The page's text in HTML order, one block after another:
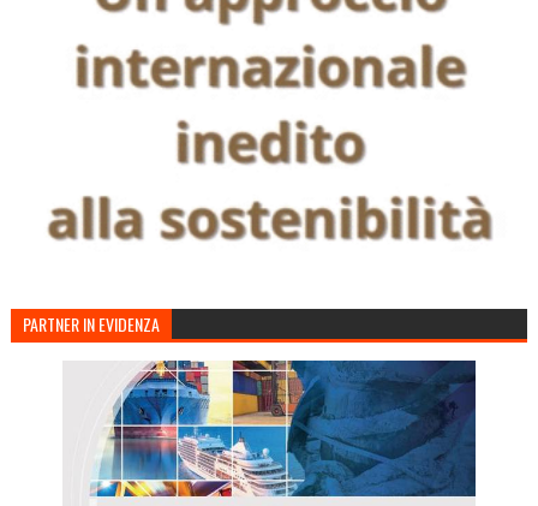
PARTNER IN EVIDENZA